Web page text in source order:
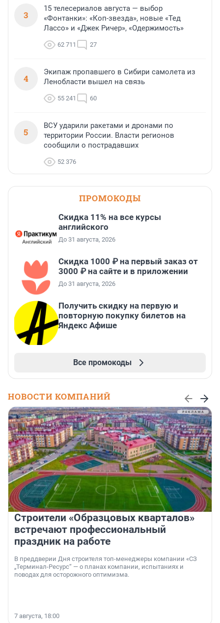
3
15 телесериалов августа — выбор
«Фонтанки»: «Коп-звезда», новые «Тед
Лассо» и «Джек Ричер», «Одержимость»
62 711 27
4
Экипаж пропавшего в Сибири самолета из
Ленобласти вышел на связь
55 241 60
5
ВСУ ударили ракетами и дронами по
территории России. Власти регионов
сообщили о пострадавших
52 376
ПРОМОКОДЫ
Скидка 11% на все курсы
английского
До 31 августа, 2026
Скидка 1000 ₽ на первый заказ от
3000 ₽ на сайте и в приложении
До 31 августа, 2026
Получить скидку на первую и
повторную покупку билетов на
Яндекс Афише
Все промокоды
НОВОСТИ КОМПАНИЙ
Строители «Образцовых кварталов»
встречают профессиональный
праздник на работе
В преддверии Дня строителя топ-менеджеры компании «СЗ
„Терминал-Ресурс“ — о планах компании, испытаниях и
поводах для осторожного оптимизма.
7 августа, 18:00